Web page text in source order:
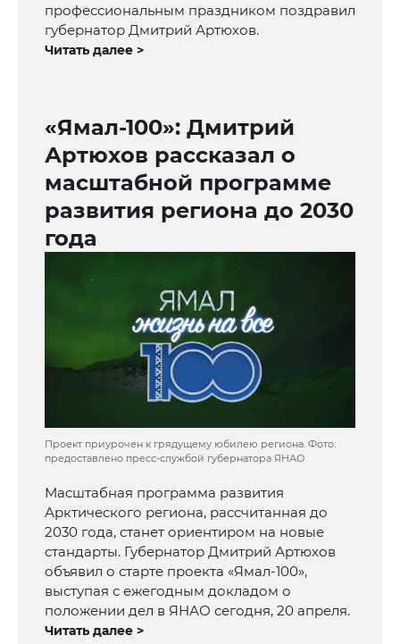
профессиональным праздником поздравил
губернатор Дмитрий Артюхов.
Читать далее >
«Ямал-100»: Дмитрий
Артюхов рассказал о
масштабной программе
развития региона до 2030
года
Проект приурочен к грядущему юбилею региона. Фото:
предоставлено пресс-службой губернатора ЯНАО
Масштабная программа развития
Арктического региона, рассчитанная до
2030 года, станет ориентиром на новые
стандарты. Губернатор Дмитрий Артюхов
объявил о старте проекта «Ямал-100»,
выступая с ежегодным докладом о
положении дел в ЯНАО сегодня, 20 апреля.
Читать далее >